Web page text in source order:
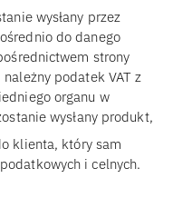
wysłany przez
do danego
strony
podatek VAT z
organu w
wysłany produkt,
klienta, który sam
i celnych.